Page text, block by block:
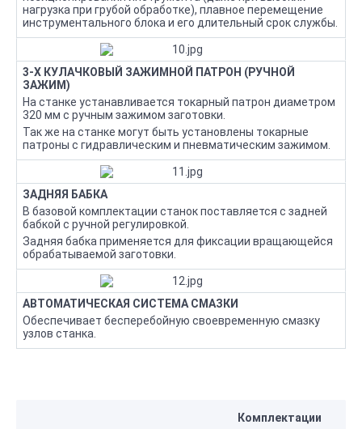
нагрузка при грубой обработке), плавное перемещение
инструментального блока и его длительный срок службы.
3-Х КУЛАЧКОВЫЙ ЗАЖИМНОЙ ПАТРОН (РУЧНОЙ
ЗАЖИМ)
На станке устанавливается токарный патрон диаметром
320 мм с ручным зажимом заготовки.
Так же на станке могут быть установлены токарные
патроны с гидравлическим и пневматическим зажимом.
ЗАДНЯЯ БАБКА
В базовой комплектации станок поставляется с задней
бабкой с ручной регулировкой.
Задняя бабка применяется для фиксации вращающейся
обрабатываемой заготовки.
АВТОМАТИЧЕСКАЯ СИСТЕМА СМАЗКИ
Обеспечивает бесперебойную своевременную смазку
узлов станка.
Комплектации